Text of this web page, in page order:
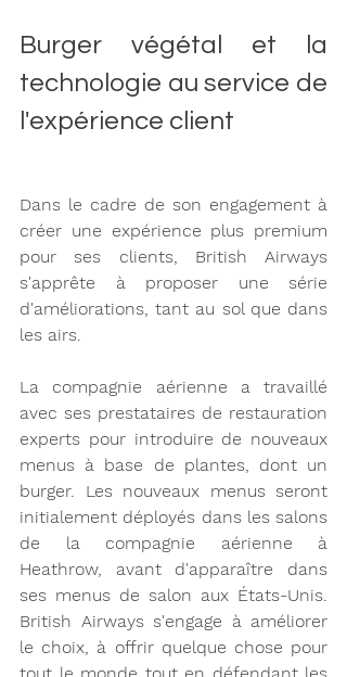
Burger végétal et la
technologie au service de
l'expérience client
Dans le cadre de son engagement à
créer une expérience plus premium
pour ses clients, British Airways
s'apprête à proposer une série
d'améliorations, tant au sol que dans
les airs.
La compagnie aérienne a travaillé
avec ses prestataires de restauration
experts pour introduire de nouveaux
menus à base de plantes, dont un
burger. Les nouveaux menus seront
initialement déployés dans les salons
de la compagnie aérienne à
Heathrow, avant d'apparaître dans
ses menus de salon aux États-Unis.
British Airways s'engage à améliorer
le choix, à offrir quelque chose pour